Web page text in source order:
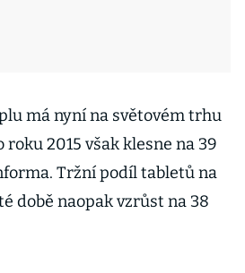
má nyní na světovém trhu
2015 však klesne na 39
Tržní podíl tabletů na
době naopak vzrůst na 38